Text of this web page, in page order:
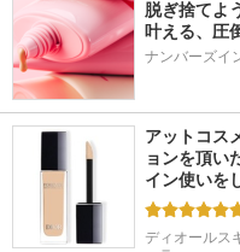
脱ぎ捨てよ
叶える、圧
ナンバーズイ
アットコス
ョンを頂い
イン使いを
ディオールス